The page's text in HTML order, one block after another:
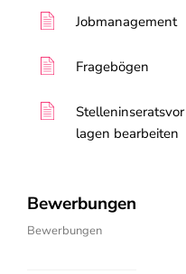
Jobmanagement
Fragebögen
Stelleninseratsvor
lagen bearbeiten
Bewerbungen
Bewerbungen